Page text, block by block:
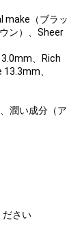
make（ブラッ
ン）、Sheer
、Rich
、
潤い成分（ア
ださい